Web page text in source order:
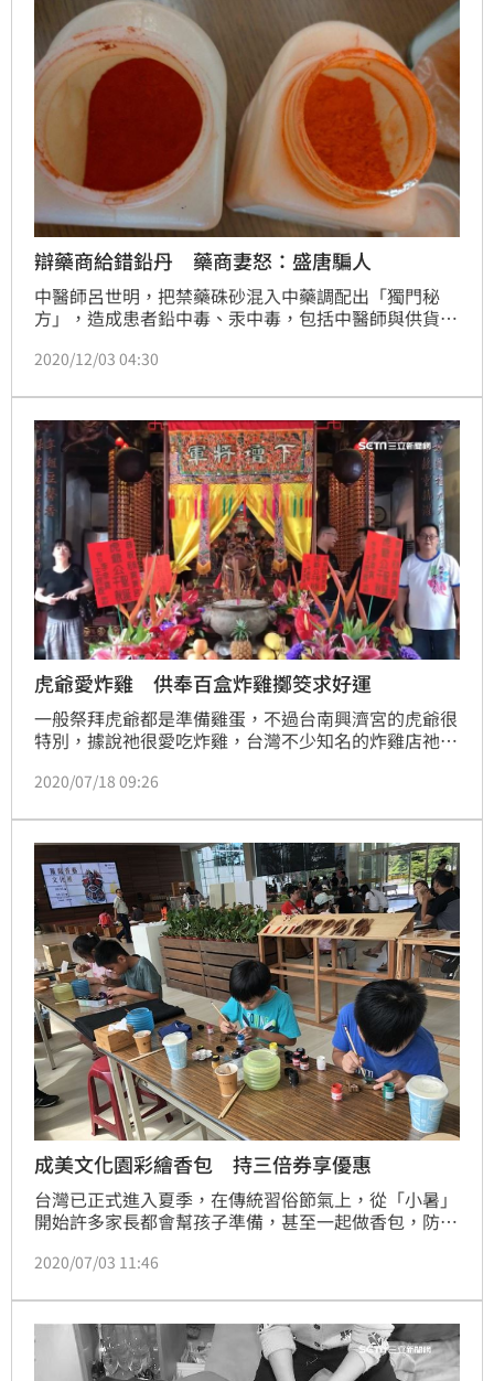
辯藥商給錯鉛丹 藥商妻怒：盛唐騙人
中醫師呂世明，把禁藥硃砂混入中藥調配出「獨門秘
方」，造成患者鉛中毒、汞中毒，包括中醫師與供貨的
說，他們跟盛唐中醫長期配合，因為診所說要做香包，
砂「只可外用，不可內服」，對於呂世明為什麼把硃砂
混入藥粉給病患服用，他們完全不知情，直到衛生局上
門查扣，才知道出事了。(記者　潘靚緯)
2020/12/03 04:30
虎爺愛炸雞 供奉百盒炸雞擲筊求好運
一般祭拜虎爺都是準備雞蛋，不過台南興濟宮的虎爺很
特別，據說祂很愛吃炸雞，台灣不少知名的炸雞店祂都
要擲到聖筊就可以獲得炸雞和虎爺香包，讓不少民眾慕
2020/07/18 09:26
成美文化園彩繪香包 持三倍券享優惠
台灣已正式進入夏季，在傳統習俗節氣上，從「小暑」
開始許多家長都會幫孩子準備，甚至一起做香包，防
鄉的成美文化園配合行政院發行「振興三倍券」，在8
手作彩繪體驗活動」，並使用200元券即可享有價值
300元的手作課程，製作專屬今夏的羅黏彩繪香包。
2020/07/03 11:46